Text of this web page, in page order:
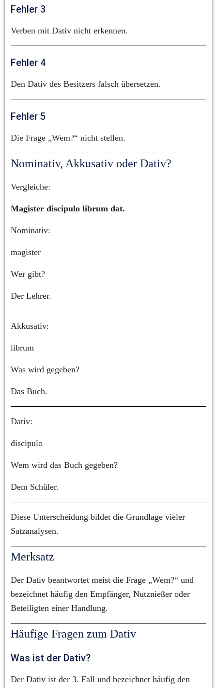
Fehler 3
Verben mit Dativ nicht erkennen.
Fehler 4
Den Dativ des Besitzers falsch übersetzen.
Fehler 5
Die Frage „Wem?“ nicht stellen.
Nominativ, Akkusativ oder Dativ?
Vergleiche:
Magister discipulo librum dat.
Nominativ:
magister
Wer gibt?
Der Lehrer.
Akkusativ:
librum
Was wird gegeben?
Das Buch.
Dativ:
discipulo
Wem wird das Buch gegeben?
Dem Schüler.
Diese Unterscheidung bildet die Grundlage vieler
Satzanalysen.
Merksatz
Der Dativ beantwortet meist die Frage „Wem?“ und
bezeichnet häufig den Empfänger, Nutznießer oder
Beteiligten einer Handlung.
Häufige Fragen zum Dativ
Was ist der Dativ?
Der Dativ ist der 3. Fall und bezeichnet häufig den